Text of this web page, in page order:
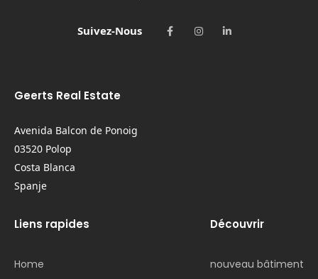
Suivez-Nous
Geerts Real Estate
Avenida Balcon de Ponoig
03520 Polop
Costa Blanca
Spanje
Liens rapides
Home
Découvrir
nouveau bâtiment